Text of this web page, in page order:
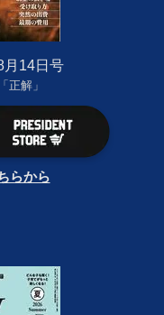
月14日号
正解」
らから